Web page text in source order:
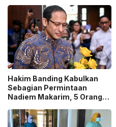
Sorotan!
Hakim Banding Kabulkan
Sebagian Permintaan
Nadiem Makarim, 5 Orang
Kasus Chromebook!